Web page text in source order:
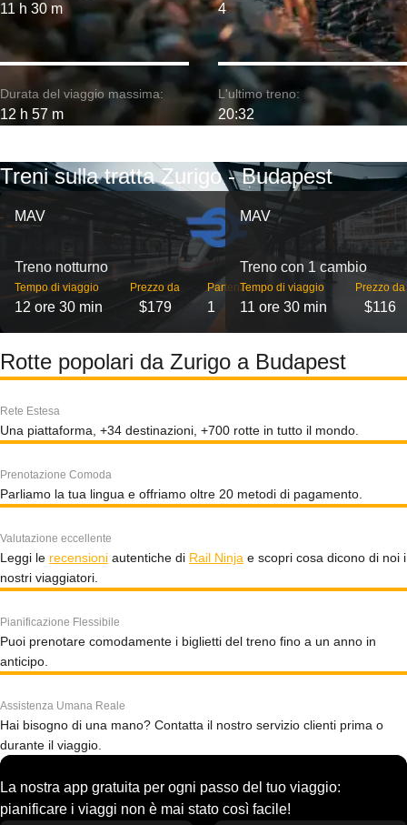
11 h 30 m
Durata del viaggio massima:
12 h 57 m
4
L'ultimo treno:
20:32
Treni sulla tratta Zurigo - Budapest
MAV
Treno notturno
Tempo di viaggio
12 ore 30 min
Prezzo da
$179
Partenze
1
MAV
Treno con 1 cambio
Tempo di viaggio
11 ore 30 min
Prezzo da
$116
Rotte popolari da Zurigo a Budapest
Rete Estesa
Una piattaforma, +34 destinazioni, +700 rotte in tutto il mondo.
Prenotazione Comoda
Parliamo la tua lingua e offriamo oltre 20 metodi di pagamento.
Valutazione eccellente
Leggi le recensioni autentiche di Rail Ninja e scopri cosa dicono di noi i
nostri viaggiatori.
Pianificazione Flessibile
Puoi prenotare comodamente i biglietti del treno fino a un anno in
anticipo.
Assistenza Umana Reale
Hai bisogno di una mano? Contatta il nostro servizio clienti prima o
durante il viaggio.
La nostra app gratuita per ogni passo del tuo viaggio:
pianificare i viaggi non è mai stato così facile!